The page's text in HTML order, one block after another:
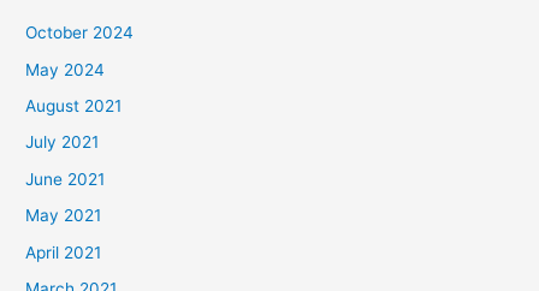
October 2024
May 2024
August 2021
July 2021
June 2021
May 2021
April 2021